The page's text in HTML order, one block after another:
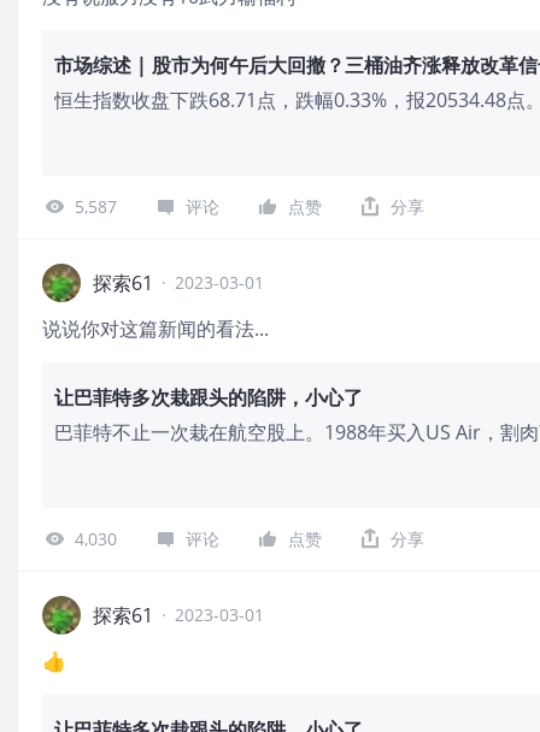
市场综述 | 股市为何午后大回撤？三桶油齐涨释放改革
恒生指数收盘下跌68.71点，跌幅0.33%，报20534.48点
5,587 评论 点赞 分享
探索61 · 2023-03-01
说说你对这篇新闻的看法...
让巴菲特多次栽跟头的陷阱，小心了
巴菲特不止一次栽在航空股上。1988年买入US Air，割
4,030 评论 点赞 分享
探索61 · 2023-03-01
👍